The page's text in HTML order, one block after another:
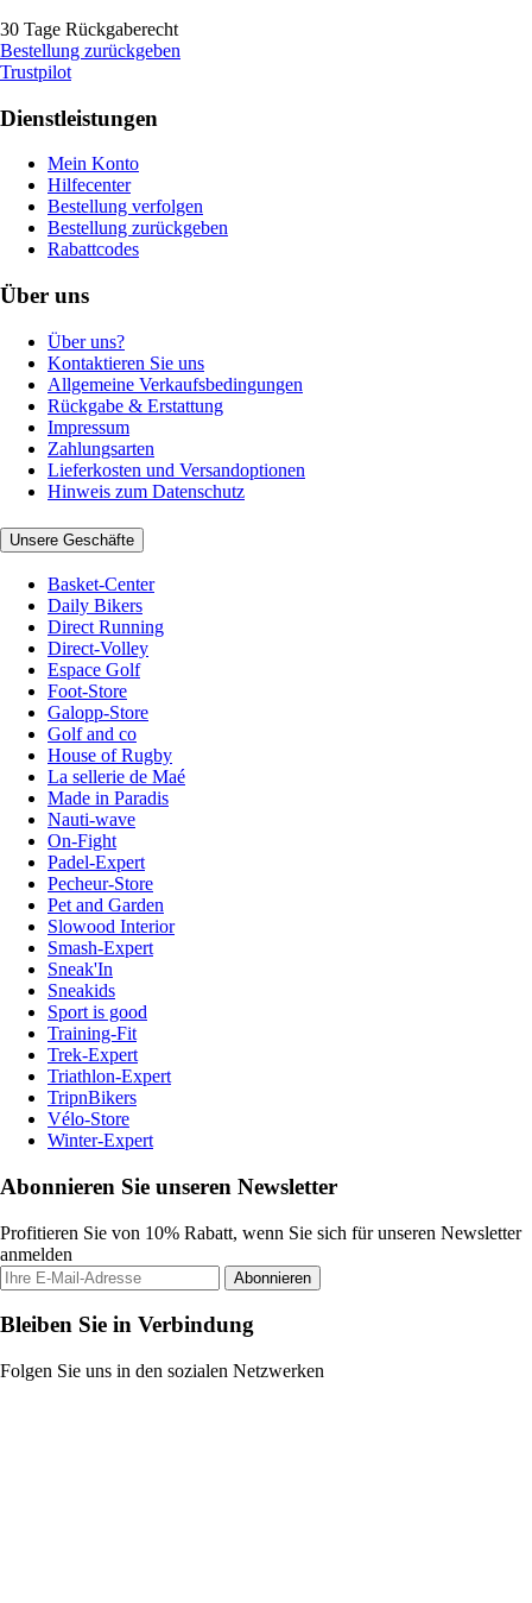
30 Tage Rückgaberecht
Bestellung zurückgeben
Trustpilot
Dienstleistungen
Mein Konto
Hilfecenter
Bestellung verfolgen
Bestellung zurückgeben
Rabattcodes
Über uns
Über uns?
Kontaktieren Sie uns
Allgemeine Verkaufsbedingungen
Rückgabe & Erstattung
Impressum
Zahlungsarten
Lieferkosten und Versandoptionen
Hinweis zum Datenschutz
Unsere Geschäfte
Basket-Center
Daily Bikers
Direct Running
Direct-Volley
Espace Golf
Foot-Store
Galopp-Store
Golf and co
House of Rugby
La sellerie de Maé
Made in Paradis
Nauti-wave
On-Fight
Padel-Expert
Pecheur-Store
Pet and Garden
Slowood Interior
Smash-Expert
Sneak'In
Sneakids
Sport is good
Training-Fit
Trek-Expert
Triathlon-Expert
TripnBikers
Vélo-Store
Winter-Expert
Abonnieren Sie unseren Newsletter
Profitieren Sie von 10% Rabatt, wenn Sie sich für unseren Newsletter
anmelden
Abonnieren
Bleiben Sie in Verbindung
Folgen Sie uns in den sozialen Netzwerken